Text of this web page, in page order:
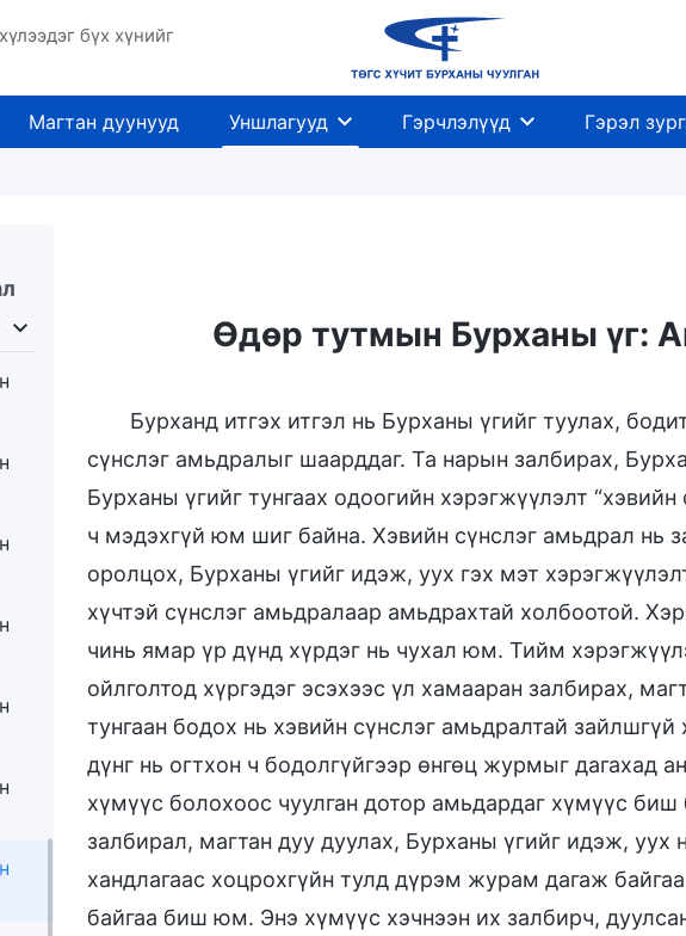
бүх хүнийг
Магтан дуунууд Уншлагууд Гэрчлэлүүд Гэрэл
газар ба төгсгөл Өдөр тутмын Бурханы үг:
Бурханд итгэх итгэл нь Бурханы үгийг туулах,
сүнслэг амьдралыг шаарддаг. Та нарын залбирах,
Бурханы үгийг тунгаах одоогийн хэрэгжүүлэлт
ч мэдэхгүй юм шиг байна. Хэвийн сүнслэг амьдрал нь
оролцох, Бурханы үгийг идэж, уух гэх мэт
хүчтэй сүнслэг амьдралаар амьдрахтай холбоотой.
чинь ямар үр дүнд хүрдэг нь чухал юм. Тийм
ойлголтод хүргэдэг эсэхээс үл хамааран залбирах,
тунгаан бодох нь хэвийн сүнслэг амьдралтай
дүнг нь огтхон ч бодолгүйгээр өнгөц журмыг дагахад
хүмүүс болохоос чуулган дотор амьдардаг хүмүүс
залбирал, магтан дуу дуулах, Бурханы үгийг идэж, уух
хандлагаас хоцрохгүйн тулд дүрэм журам дагаж
байгаа биш юм. Энэ хүмүүс хэчнээн их залбирч,